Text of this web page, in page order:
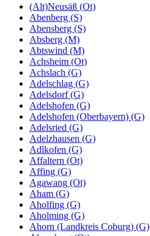
(Alt)Neusäß (Ot)
Abenberg (S)
Abensberg (S)
Absberg (M)
Abtswind (M)
Achsheim (Ot)
Achslach (G)
Adelschlag (G)
Adelsdorf (G)
Adelshofen (G)
Adelshofen (Oberbayern) (G)
Adelsried (G)
Adelzhausen (G)
Adlkofen (G)
Affaltern (Ot)
Affing (G)
Agawang (Ot)
Aham (G)
Aholfing (G)
Aholming (G)
Ahorn (Landkreis Coburg) (G)